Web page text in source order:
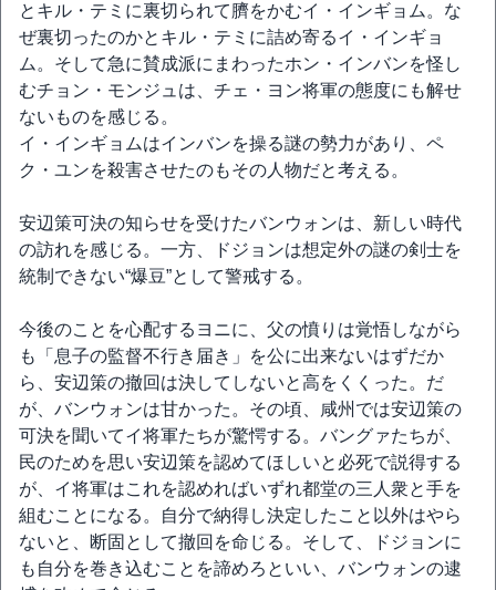
とキル・テミに裏切られて臍をかむイ・インギョム。な
ぜ裏切ったのかとキル・テミに詰め寄るイ・インギョ
ム。そして急に賛成派にまわったホン・インバンを怪し
むチョン・モンジュは、チェ・ヨン将軍の態度にも解せ
ないものを感じる。
イ・インギョムはインバンを操る謎の勢力があり、ペ
ク・ユンを殺害させたのもその人物だと考える。
安辺策可決の知らせを受けたバンウォンは、新しい時代
の訪れを感じる。一方、ドジョンは想定外の謎の剣士を
統制できない“爆豆”として警戒する。
今後のことを心配するヨニに、父の憤りは覚悟しながら
も「息子の監督不行き届き」を公に出来ないはずだか
ら、安辺策の撤回は決してしないと高をくくった。だ
が、バンウォンは甘かった。その頃、咸州では安辺策の
可決を聞いてイ将軍たちが驚愕する。バングァたちが、
民のためを思い安辺策を認めてほしいと必死で説得する
が、イ将軍はこれを認めればいずれ都堂の三人衆と手を
組むことになる。自分で納得し決定したこと以外はやら
ないと、断固として撤回を命じる。そして、ドジョンに
も自分を巻き込むことを諦めろといい、バンウォンの逮